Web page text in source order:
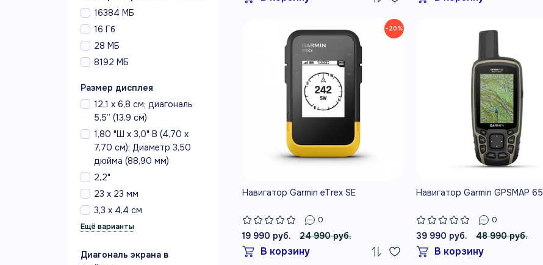
16384 МБ
16 Гб
28 МБ
8192 МБ
Размер дисплея
12,1 x 6,8 см; диагональ
5,5” (13,9 см)
1,80 "Ш x 3,0" В (4,70 x
7,70 см); Диаметр 3,50
дюйма (88,90 мм)
2,2"
23 x 23 мм
3,3 x 4,4 см
Диагональ экрана в
−20%
Навигатор Garmin eTrex SE
0
19 990 руб. 24 990 руб.
В корзину
Навигатор Garmin GPSMAP 65
0
39 990 руб. 48 990 руб.
В корзину